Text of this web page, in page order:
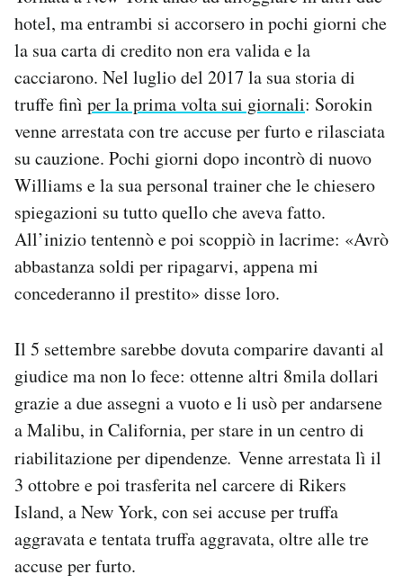
hotel, ma entrambi si accorsero in pochi giorni che
la sua carta di credito non era valida e la
cacciarono. Nel luglio del 2017 la sua storia di
truffe finì per la prima volta sui giornali: Sorokin
venne arrestata con tre accuse per furto e rilasciata
su cauzione. Pochi giorni dopo incontrò di nuovo
Williams e la sua personal trainer che le chiesero
spiegazioni su tutto quello che aveva fatto.
All’inizio tentennò e poi scoppiò in lacrime: «Avrò
abbastanza soldi per ripagarvi, appena mi
concederanno il prestito» disse loro.
Il 5 settembre sarebbe dovuta comparire davanti al
giudice ma non lo fece: ottenne altri 8mila dollari
grazie a due assegni a vuoto e li usò per andarsene
a Malibu, in California, per stare in un centro di
riabilitazione per dipendenze. Venne arrestata lì il
3 ottobre e poi trasferita nel carcere di Rikers
Island, a New York, con sei accuse per truffa
aggravata e tentata truffa aggravata, oltre alle tre
accuse per furto.